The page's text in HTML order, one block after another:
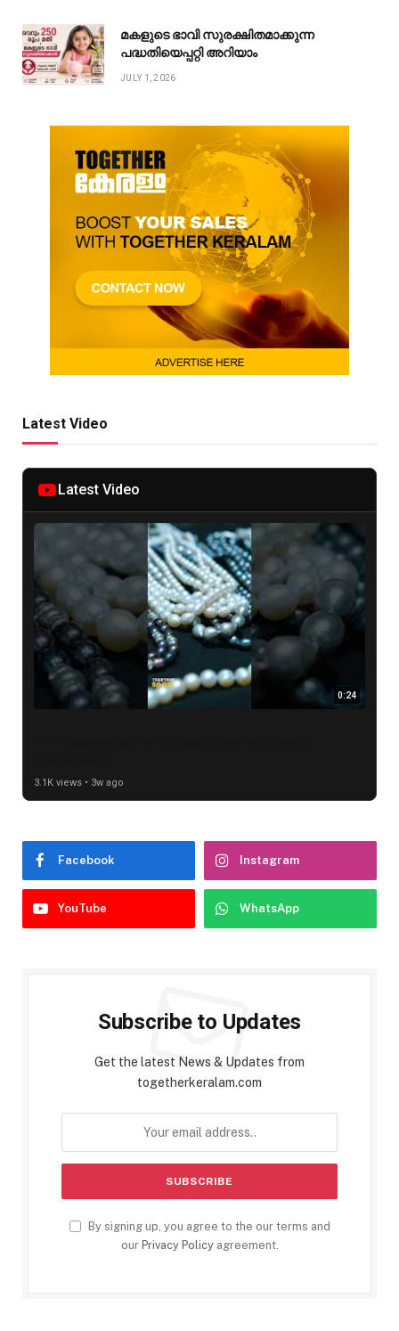
മകളുടെ ഭാവി സുരക്ഷിതമാക്കുന്ന
പദ്ധതിയെപ്പറ്റി അറിയാം
JULY 1, 2026
Latest Video
Latest Video
0:24
3.1K views • 3w ago
Facebook Instagram
YouTube WhatsApp
Subscribe to Updates
Get the latest News & Updates from
togetherkeralam.com
By signing up, you agree to the our terms and
our Privacy Policyagreement.